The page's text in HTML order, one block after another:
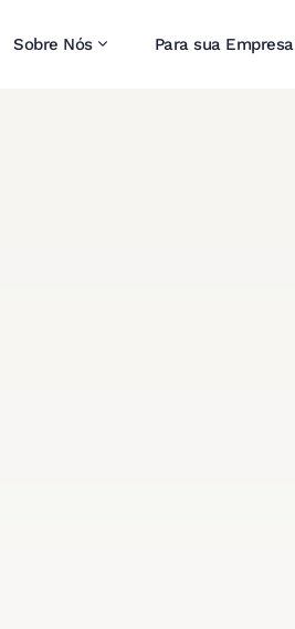
Sobre Nós Para sua Empresa